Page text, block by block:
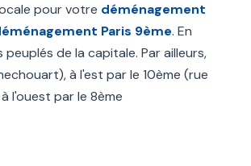
pour votre déménagement
Paris 9ème. En
de la capitale. Par ailleurs,
à l'est par le 10ème (rue
l'ouest par le 8ème